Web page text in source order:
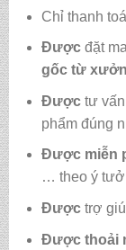
Chỉ thanh
Đượcđặt
gốc từ
Được tư
phẩm đúng
Được miễn
… theo ý
Được trợ
Được thoải